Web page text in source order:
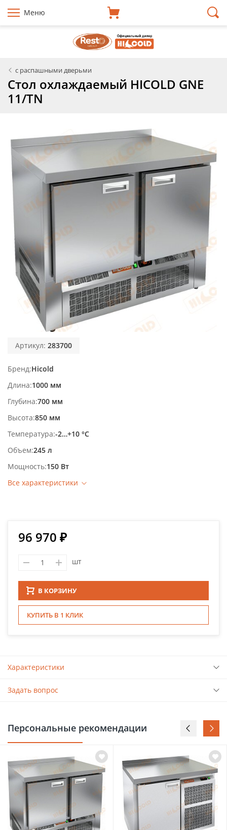
Меню
с распашными дверьми
Стол охлаждаемый HICOLD GNE
11/TN
Артикул: 283700
Бренд Hicold
Длина 1000 мм
Глубина 700 мм
Высота 850 мм
Температура -2…+10 °С
Объем 245 л
Мощность 150 Вт
Все характеристики
96 970 ₽
шт
В КОРЗИНУ
КУПИТЬ В 1 КЛИК
Характеристики
Задать вопрос
Персональные рекомендации